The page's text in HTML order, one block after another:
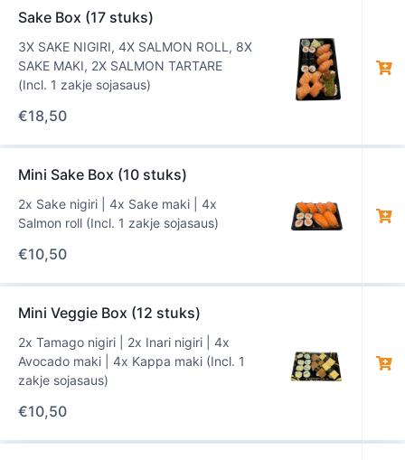
Sake Box (17 stuks)
3X SAKE NIGIRI, 4X SALMON ROLL, 8X
SAKE MAKI, 2X SALMON TARTARE
(Incl. 1 zakje sojasaus)
€18,50
Mini Sake Box (10 stuks)
2x Sake nigiri | 4x Sake maki | 4x
Salmon roll (Incl. 1 zakje sojasaus)
€10,50
Mini Veggie Box (12 stuks)
2x Tamago nigiri | 2x Inari nigiri | 4x
Avocado maki | 4x Kappa maki (Incl. 1
zakje sojasaus)
€10,50